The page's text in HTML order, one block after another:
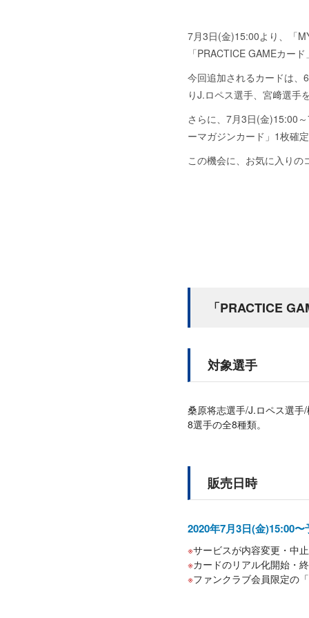
7月3日(金)15:00より、「
「PRACTICE GAMEカー
今回追加されるカードは、
りJ.ロペス選手、宮﨑選手
さらに、7月3日(金)15:00
ーマガジンカード」1枚確
この機会に、お気に入りの
「PRACTICE
対象選手
桑原将志選手/J.ロペス選
8選手の全8種類。
販売日時
2020年7月3日(金)15:00〜
サービスが内容変更・中
カードのリアル化開始・
ファンクラブ会員限定の